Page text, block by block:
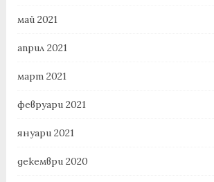
май 2021
април 2021
март 2021
февруари 2021
януари 2021
декември 2020